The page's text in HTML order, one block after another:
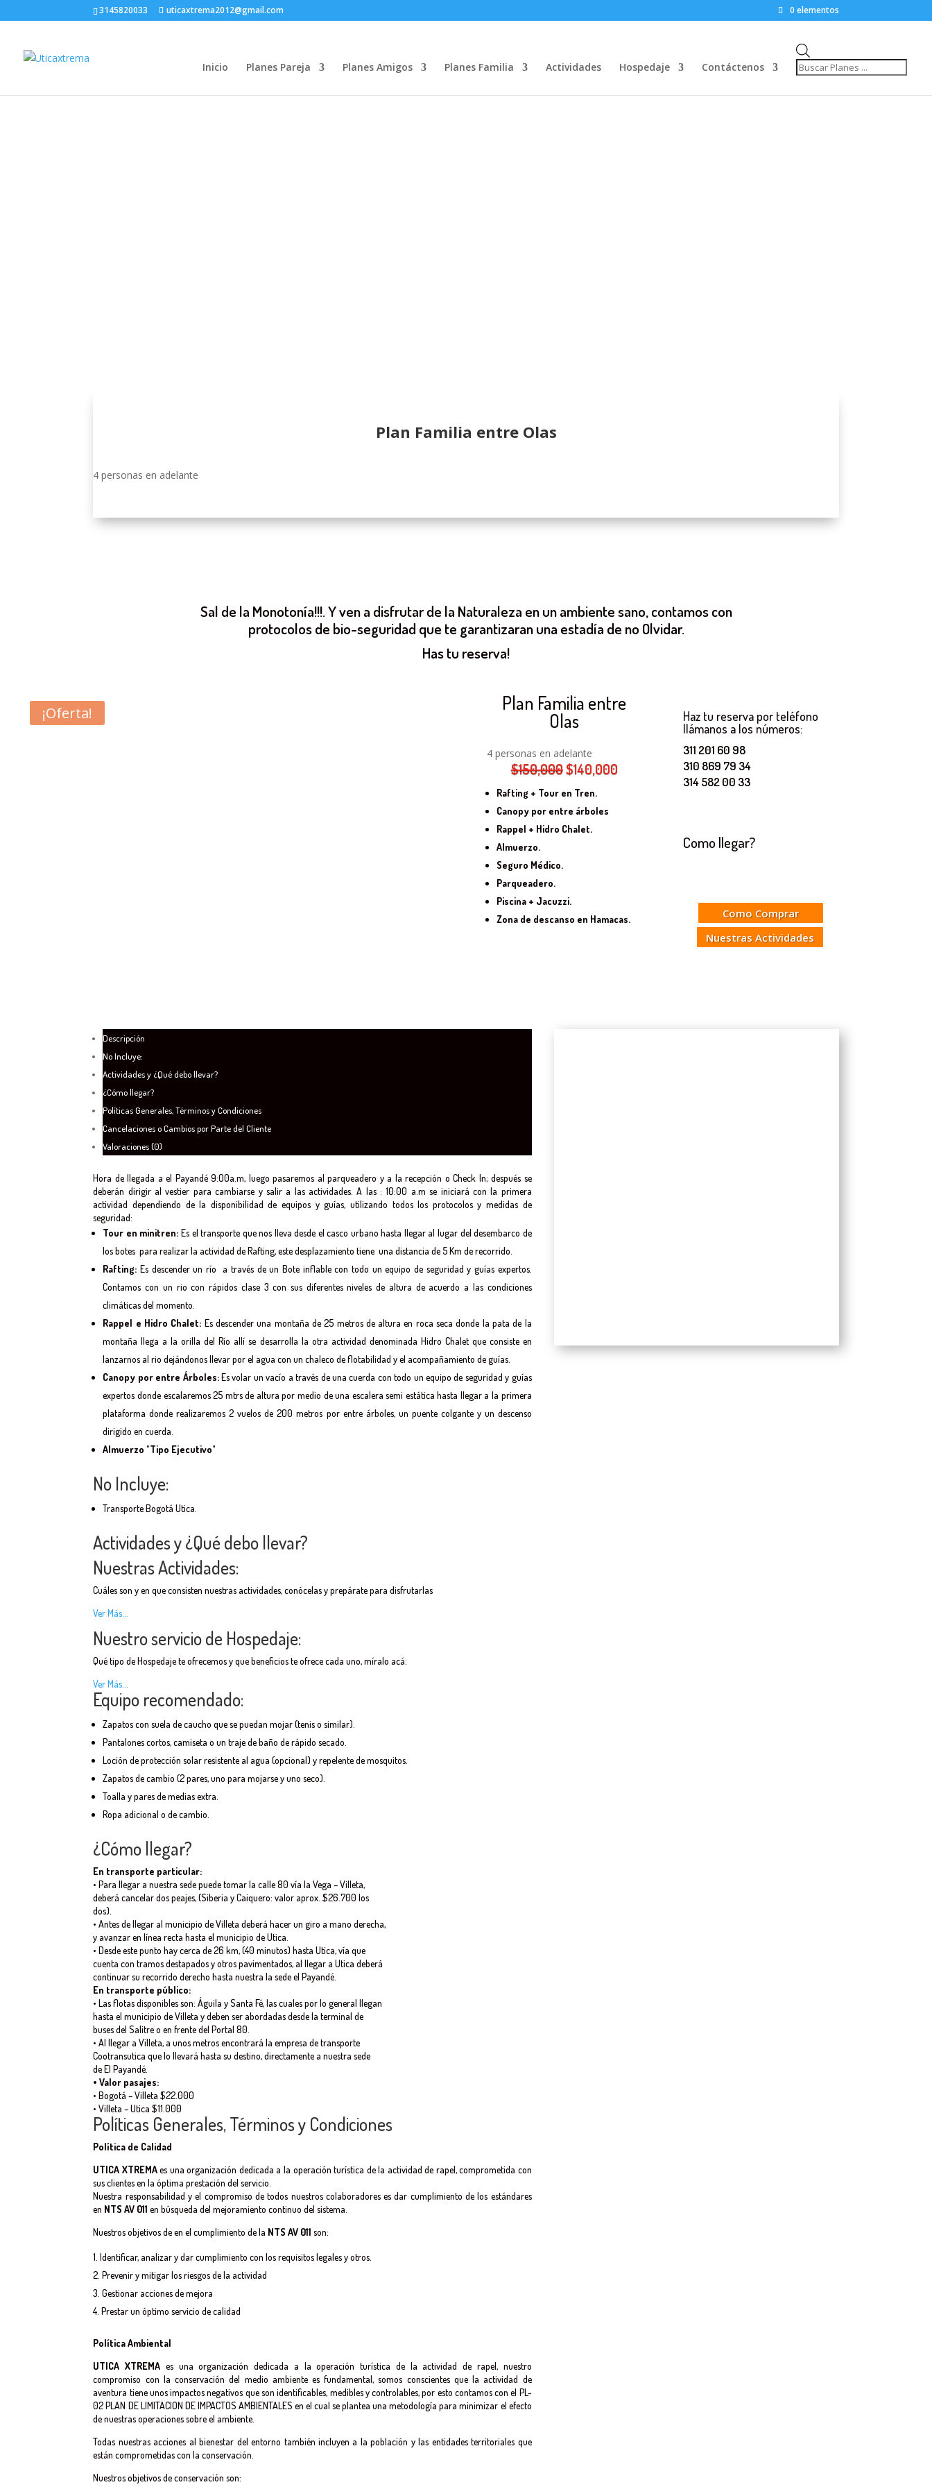
3145820033 uticaxtrema2012@gmail.com 0 elementos
Inicio Planes Pareja Planes Amigos Planes Familia Actividades Hospedaje Contáctenos
de
productos
Plan Familia entre Olas
4 personas en adelante
Sal de la Monotonía!!!. Y ven a disfrutar de la Naturaleza en un ambiente sano, contamos con
protocolos de bio-seguridad que te garantizaran una estadía de no Olvidar.
Has tu reserva!
¡Oferta! Plan Familia entre
Olas
4 personas en adelante
$150,000El
original
era:
$150,000.
$140,000El
Rafting + Tour en Tren.
Canopy por entre árboles
Rappel + Hidro Chalet.
Almuerzo.
Seguro Médico.
Parqueadero.
Piscina + Jacuzzi.
Zona de descanso en Hamacas.
Haz tu reserva por teléfono
llámanos a los números:
311 201 60 98
310 869 79 34
314 582 00 33
Como llegar?
Como Comprar
Nuestras Actividades
Descripción
No Incluye:
Actividades y ¿Qué debo llevar?
¿Cómo llegar?
Políticas Generales, Términos y Condiciones
Cancelaciones o Cambios por Parte del Cliente
Valoraciones (0)
Hora de llegada a el Payandé 9:00a.m, luego pasaremos al parqueadero y a la recepción o Check In; después se
deberán dirigir al vestier para cambiarse y salir a las actividades. A las : 10:00 a.m se iniciará con la primera
actividad dependiendo de la disponibilidad de equipos y guías, utilizando todos los protocolos y medidas de
seguridad:
Tour en minitren:Es el transporte que nos lleva desde el casco urbano hasta llegar al lugar del desembarco de
los botes para realizar la actividad de Rafting, este desplazamiento tiene una distancia de 5 Km de recorrido.
Rafting: Es descender un río a través de un Bote inflable con todo un equipo de seguridad y guías expertos.
Contamos con un rio con rápidos clase 3 con sus diferentes niveles de altura de acuerdo a las condiciones
climáticas del momento.
Rappel e Hidro Chalet: Es descender una montaña de 25 metros de altura en roca seca donde la pata de la
montaña llega a la orilla del Río allí se desarrolla la otra actividad denominada Hidro Chalet que consiste en
lanzarnos al rio dejándonos llevar por el agua con un chaleco de flotabilidad y el acompañamiento de guías.
Canopy por entre Árboles:Es volar un vacío a través de una cuerda con todo un equipo de seguridad y guías
expertos donde escalaremos 25 mtrs de altura por medio de una escalera semi estática hasta llegar a la primera
plataforma donde realizaremos 2 vuelos de 200 metros por entre árboles, un puente colgante y un descenso
dirigido en cuerda.
Almuerzo "Tipo Ejecutivo"
No Incluye:
Transporte Bogotá Utica.
Actividades y ¿Qué debo llevar?
Nuestras Actividades:
Cuáles son y en que consisten nuestras actividades, conócelas y prepárate para disfrutarlas
Ver Más…
Nuestro servicio de Hospedaje:
Qué tipo de Hospedaje te ofrecemos y que beneficios te ofrece cada uno, míralo acá:
Ver Más…
Equipo recomendado:
Zapatos con suela de caucho que se puedan mojar (tenis o similar).
Pantalones cortos, camiseta o un traje de baño de rápido secado.
Loción de protección solar resistente al agua (opcional) y repelente de mosquitos.
Zapatos de cambio (2 pares, uno para mojarse y uno seco).
Toalla y pares de medias extra.
Ropa adicional o de cambio.
¿Cómo llegar?
En transporte particular:
• Para llegar a nuestra sede puede tomar la calle 80 vía la Vega – Villeta,
deberá cancelar dos peajes, (Siberia y Caiquero: valor aprox. $26.700 los
dos).
• Antes de llegar al municipio de Villeta deberá hacer un giro a mano derecha,
y avanzar en línea recta hasta el municipio de Utica.
• Desde este punto hay cerca de 26 km, (40 minutos) hasta Utica, vía que
cuenta con tramos destapados y otros pavimentados, al llegar a Utica deberá
continuar su recorrido derecho hasta nuestra la sede el Payandé.
En transporte público:
• Las flotas disponibles son: Águila y Santa Fé, las cuales por lo general llegan
hasta el municipio de Villeta y deben ser abordadas desde la terminal de
buses del Salitre o en frente del Portal 80.
• Al llegar a Villeta, a unos metros encontrará la empresa de transporte
Cootransutica que lo llevará hasta su destino, directamente a nuestra sede
de El Payandé.
• Valor pasajes:
• Bogotá – Villeta $22.000
• Villeta – Utica $11.000
Políticas Generales, Términos y Condiciones
Política de Calidad
UTICA XTREMAes una organización dedicada a la operación turística de la actividad de rapel, comprometida con
sus clientes en la óptima prestación del servicio.
Nuestra responsabilidad y el compromiso de todos nuestros colaboradores es dar cumplimiento de los estándares
en NTS AV 011 en búsqueda del mejoramiento continuo del sistema.
Nuestros objetivos de en el cumplimiento de la NTS AV 011 son:
Identificar, analizar y dar cumplimiento con los requisitos legales y otros.
Prevenir y mitigar los riesgos de la actividad
Gestionar acciones de mejora
Prestar un óptimo servicio de calidad
Política Ambiental
UTICA XTREMA es una organización dedicada a la operación turística de la actividad de rapel, nuestro
compromiso con la conservación del medio ambiente es fundamental, somos conscientes que la actividad de
aventura tiene unos impactos negativos que son identificables, medibles y controlables, por esto contamos con el PL-
02 PLAN DE LIMITACION DE IMPACTOS AMBIENTALES en el cual se plantea una metodología para minimizar el efecto
de nuestras operaciones sobre el ambiente.
Todas nuestras acciones al bienestar del entorno también incluyen a la población y las entidades territoriales que
están comprometidas con la conservación.
Nuestros objetivos de conservación son: